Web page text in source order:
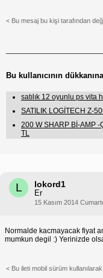
< Bu mesaj bu kişi tarafından
Bu kullanıcının
satılık 12 oyunlu ps vita
SATILIK LOGİTECH Z-
200 W SHARP Bİ-AMP -
TL
L lokord1
Er
15 Kasım 2014
Normalde kacmayacak fiyat
mumkun degil :) Yerinizde
< Bu ileti mobil sürüm kullanılarak